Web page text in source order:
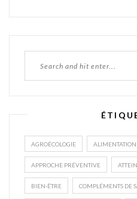
AGROÉCOLOGIE ALIMENTATION
APPROCHE PRÉVENTIVE
BIEN-ÊTRE COMPLÉMENTS DE